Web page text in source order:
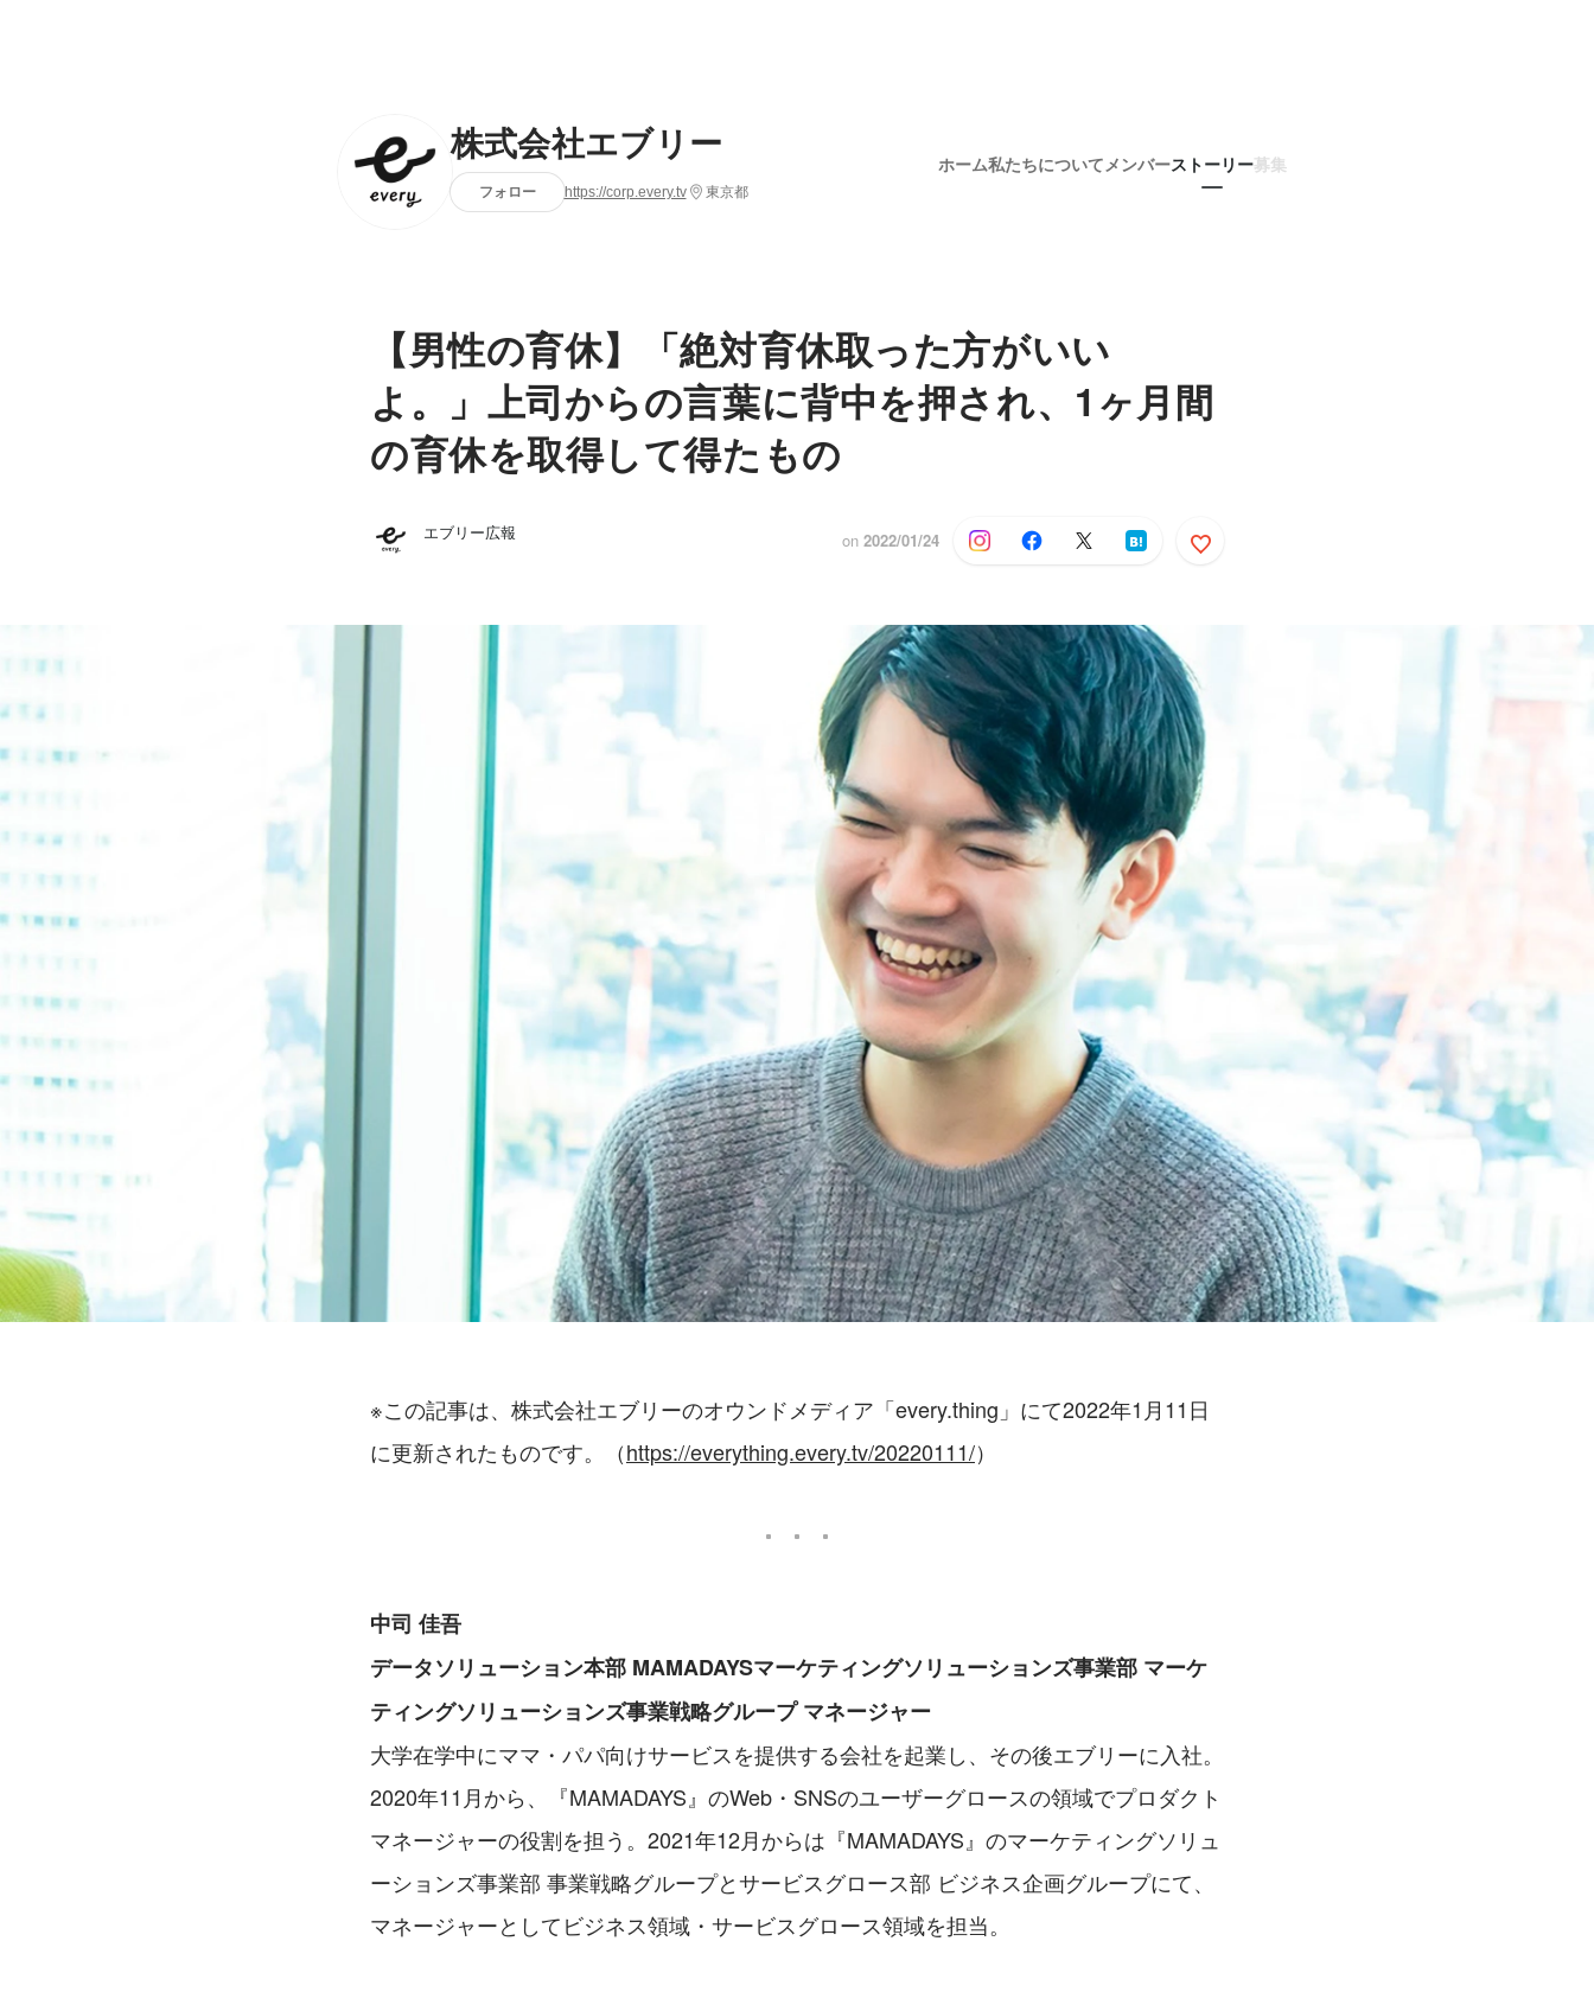
株式会社エブリー
フォロー https://corp.every.tv 東京都
ホーム私たちについて メンバーストーリー募集
【男性の育休】「絶対育休取った方がいい
よ。」上司からの言葉に背中を押され、1ヶ月間
の育休を取得して得たもの
エブリー広報 on 2022/01/24
※この記事は、株式会社エブリーのオウンドメディア「every.thing」にて2022年1月11日
に更新されたものです。（https://everything.every.tv/20220111/）
中司 佳吾
データソリューション本部 MAMADAYSマーケティングソリューションズ事業部 マーケ
ティングソリューションズ事業戦略グループ マネージャー
大学在学中にママ・パパ向けサービスを提供する会社を起業し、その後エブリーに入社。
2020年11月から、『MAMADAYS』のWeb・SNSのユーザーグロースの領域でプロダクト
マネージャーの役割を担う。2021年12月からは『MAMADAYS』のマーケティングソリュ
ーションズ事業部 事業戦略グループとサービスグロース部 ビジネス企画グループにて、
マネージャーとしてビジネス領域・サービスグロース領域を担当。